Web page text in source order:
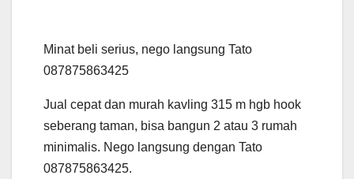
Minat beli serius, nego langsung Tato
087875863425
Jual cepat dan murah kavling 315 m hgb hook
seberang taman, bisa bangun 2 atau 3 rumah
minimalis. Nego langsung dengan Tato
087875863425.